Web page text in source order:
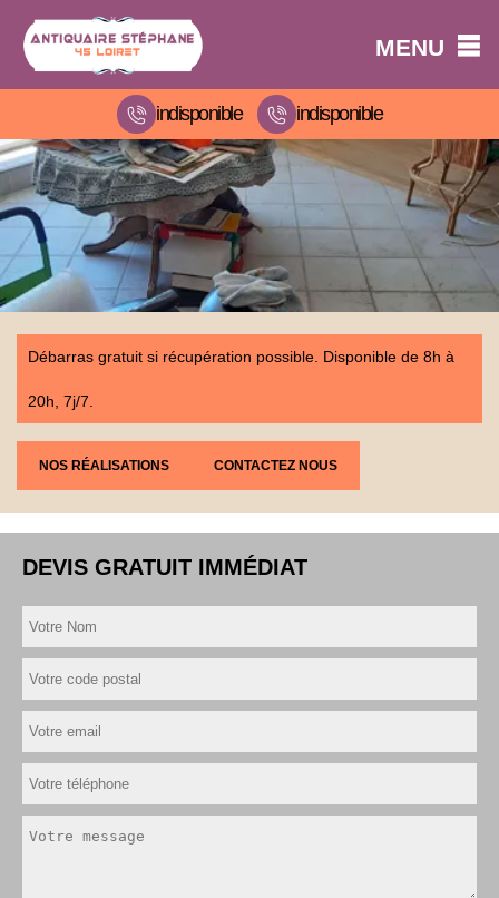
MENU
indisponible indisponible
Débarras gratuit si récupération possible. Disponible de 8h à
20h, 7j/7.
NOS RÉALISATIONS CONTACTEZ NOUS
DEVIS GRATUIT IMMÉDIAT